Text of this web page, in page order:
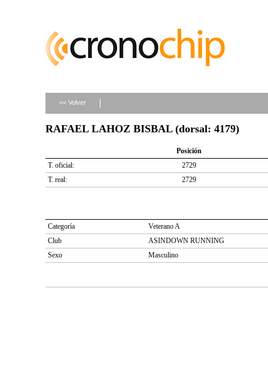
<< Volver
RAFAEL LAHOZ BISBAL (dorsal: 4179)
Posición
T. oficial:
2729
T. real:
2729
Categoría
Veterano A
Club
ASINDOWN RUNNING
Sexo
Masculino